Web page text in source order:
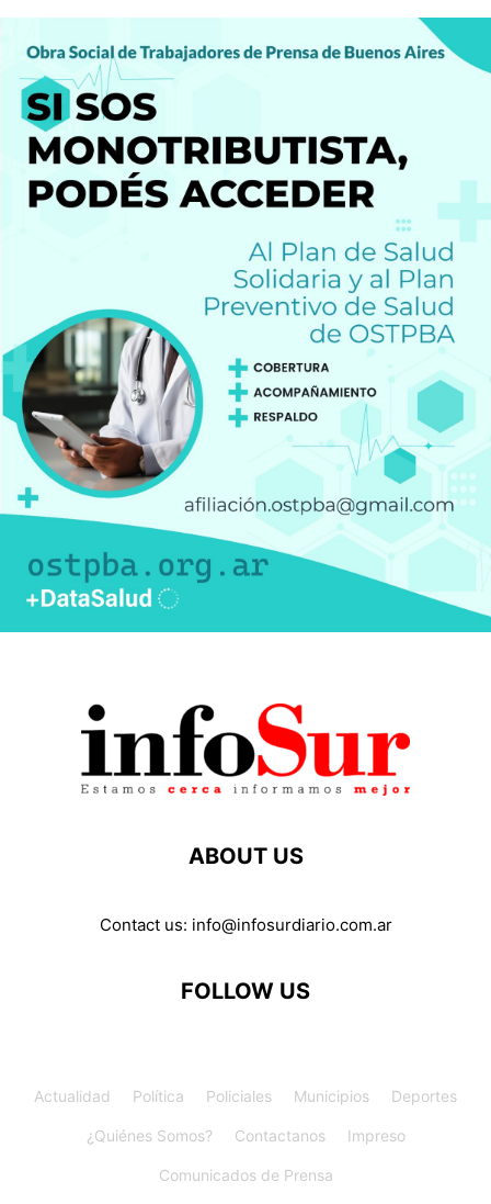
ABOUT US
Contact us: info@infosurdiario.com.ar
FOLLOW US
Actualidad Política Policiales Municipios Deportes
¿Quiénes Somos? Contactanos Impreso
Comunicados de Prensa